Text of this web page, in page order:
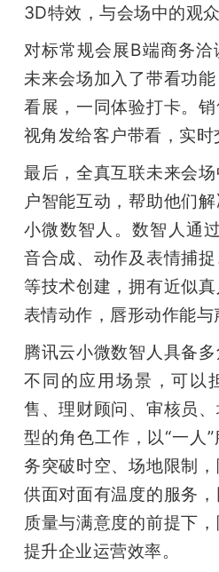
3D特效，与会场中的观
对标常规会展B端商务
未来会场加入了带看功
看展，一同体验打卡。
视角发给客户带看，实时
最后，全真互联未来会
户智能互动，帮助他们
小微数智人。数智人通
音合成、动作及表情捕
等技术创建，拥有近似
表情动作，唇形动作能与
腾讯云小微数智人具备
不同的应用场景，可以
售、理财顾问、审核员
型的角色工作，以“一人
务突破时空、场地限制
供面对面有温度的服务
质量与满意度的前提下
提升企业运营效率。